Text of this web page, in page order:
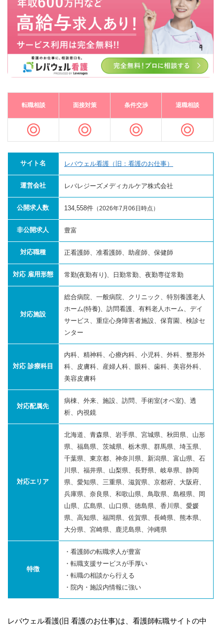
転職相談 面接対策 条件交渉 退職相談
サイト名 レバウェル看護（旧：看護のお仕事）
運営会社 レバレジーズメディカルケア株式会社
公開求人数 134,558件 （2026年7月06日時点）
非公開求人 豊富
対応職種 正看護師、准看護師、助産師、保健師
対応 雇用形態 常勤(夜勤有り)、日勤常勤、夜勤専従常勤
対応施設
総合病院、一般病院、クリニック、特別養護老人
ホーム(特養)、訪問看護、有料老人ホーム、デイ
サービス、重症心身障害者施設、保育園、検診セ
ンター
対応 診療科目
内科、精神科、心療内科、小児科、外科、整形外
科、皮膚科、産婦人科、眼科、歯科、美容外科、
美容皮膚科
対応配属先
病棟、外来、施設、訪問、手術室(オペ室)、透
析、内視鏡
対応エリア
北海道、青森県、岩手県、宮城県、秋田県、山形
県、福島県、茨城県、栃木県、群馬県、埼玉県、
千葉県、東京都、神奈川県、新潟県、富山県、石
川県、福井県、山梨県、長野県、岐阜県、静岡
県、愛知県、三重県、滋賀県、京都府、大阪府、
兵庫県、奈良県、和歌山県、鳥取県、島根県、岡
山県、広島県、山口県、徳島県、香川県、愛媛
県、高知県、福岡県、佐賀県、長崎県、熊本県、
大分県、宮崎県、鹿児島県、沖縄県
特徴
・看護師の転職求人が豊富
・転職支援サービスが手厚い
・転職の相談から行える
・院内・施設内情報に強い
レバウェル看護(旧 看護のお仕事)は、看護師転職サイトの中